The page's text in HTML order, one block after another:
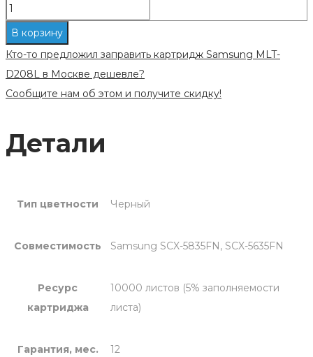
В корзину
Кто-то предложил заправить картридж Samsung MLT-
D208L в Москве дешевле?
Сообщите нам об этом и получите скидку!
Детали
Тип цветности Черный
Совместимость Samsung SCX-5835FN, SCX-5635FN
Ресурс
картриджа
10000 листов (5% заполняемости
листа)
Гарантия, мес. 12